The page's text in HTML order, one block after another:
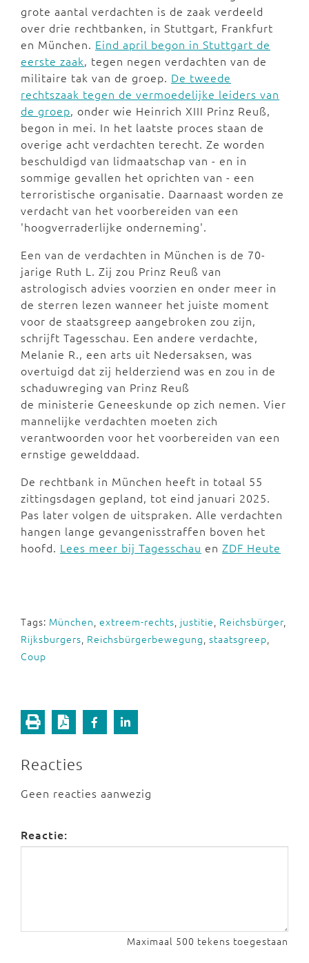
grote aantal verdachten is de zaak verdeeld
over drie rechtbanken, in Stuttgart, Frankfurt
en München. Eind april begon in Stuttgart de
eerste zaak, tegen negen verdachten van de
militaire tak van de groep. De tweede
rechtszaak tegen de vermoedelijke leiders van
de groep, onder wie Heinrich XIII Prinz Reuß,
begon in mei. In het laatste proces staan de
overige acht verdachten terecht. Ze worden
beschuldigd van lidmaatschap van - en in
sommige gevallen het oprichten van - een
terroristische organisatie. Daarnaast worden ze
verdacht van het voorbereiden van een
'hoogverraderlijke onderneming'.
Een van de verdachten in München is de 70-
jarige Ruth L. Zij zou Prinz Reuß van
astrologisch advies voorzien en onder meer in
de sterren lezen wanneer het juiste moment
voor de staatsgreep aangebroken zou zijn,
schrijft Tagesschau. Een andere verdachte,
Melanie R., een arts uit Nedersaksen, was
overtuigd dat zij helderziend was en zou in de
schaduwreging van Prinz Reuß
de ministerie Geneeskunde op zich nemen. Vier
mannelijke verdachten moeten zich
verantwoorden voor het voorbereiden van een
ernstige gewelddaad.
De rechtbank in München heeft in totaal 55
zittingsdagen gepland, tot eind januari 2025.
Pas later volgen de uitspraken. Alle verdachten
hangen lange gevangenisstraffen boven het
hoofd. Lees meer bij Tagesschau en ZDF Heute
Tags: München, extreem-rechts, justitie, Reichsbürger,
Rijksburgers, Reichsbürgerbewegung, staatsgreep,
Coup
Reacties
Geen reacties aanwezig
Reactie:
Maximaal 500 tekens toegestaan